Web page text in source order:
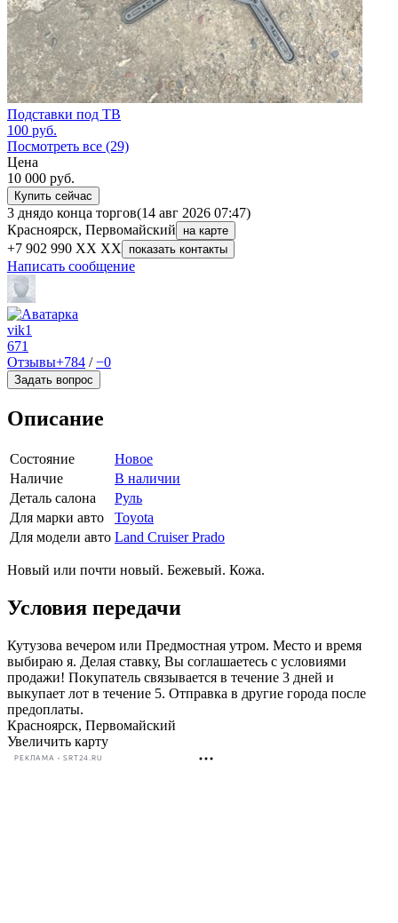
Подставки под ТВ
100 руб.
Посмотреть все (29)
Цена
10 000 руб.
Купить сейчас
3 днядо конца торгов(14 авг 2026 07:47)
Красноярск, Первомайский
на карте
+7 902 990 XX XX показать контакты
Написать сообщение
vik1
671
Отзывы+784 /−0
Задать вопрос
Описание
Состояние
Новое
Наличие
В наличии
Деталь салона
Руль
Для марки авто
Toyota
Для модели авто Land Cruiser Prado
Новый или почти новый. Бежевый. Кожа.
Условия передачи
Кутузова вечером или Предмостная утром. Место и время
выбираю я. Делая ставку, Вы соглашаетесь с условиями
продажи! Покупатель связывается в течение 3 дней и
выкупает лот в течение 5. Отправка в другие города после
предоплаты.
Красноярск, Первомайский
Увеличить карту
РЕКЛАМА • SRT24.RU